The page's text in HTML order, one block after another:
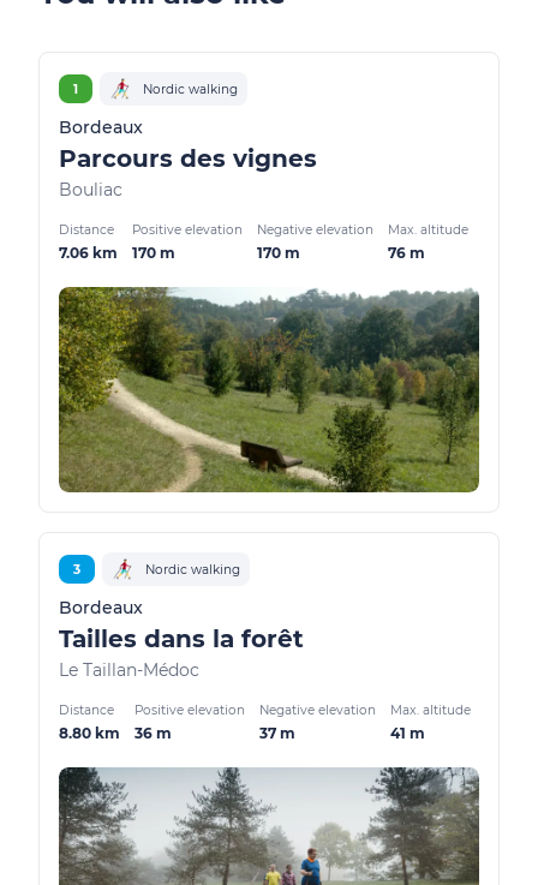
1 Nordic walking
Bordeaux
Parcours des vignes
Bouliac
Distance
7.06 km
Positive elevation
170 m
Negative elevation
170 m
Max. altitude
76 m
3 Nordic walking
Bordeaux
Tailles dans la forêt
Le Taillan-Médoc
Distance
8.80 km
Positive elevation
36 m
Negative elevation
37 m
Max. altitude
41 m